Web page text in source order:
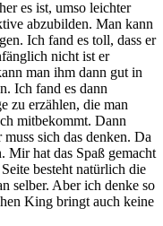
es ist, umso leichter
abzubilden. Man kann
Ich fand es toll, dass er
nicht ist er
man ihm dann gut in
Ich fand es dann
zu erzählen, die man
mitbekommt. Dann
sich das denken. Da
Mir hat das Spaß gemacht
besteht natürlich die
selber. Aber ich denke so
King bringt auch keine